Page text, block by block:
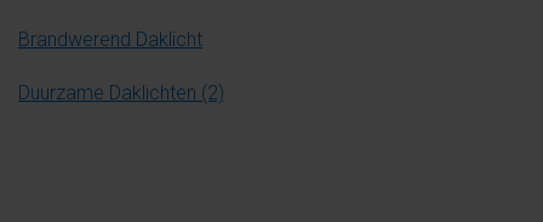
Brandwerend Daklicht
Duurzame Daklichten (2)